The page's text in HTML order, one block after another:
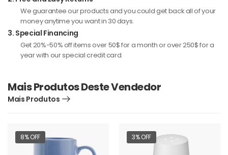
We guarantee our products and you could get back all of your
money anytime you want in 30 days.
3. Special Financing
Get 20%-50% off items over 50$ for a month or over 250$ for a
year with our special credit card.
Mais Produtos Deste Vendedor
Mais Produtos
8% OFF 3% OFF